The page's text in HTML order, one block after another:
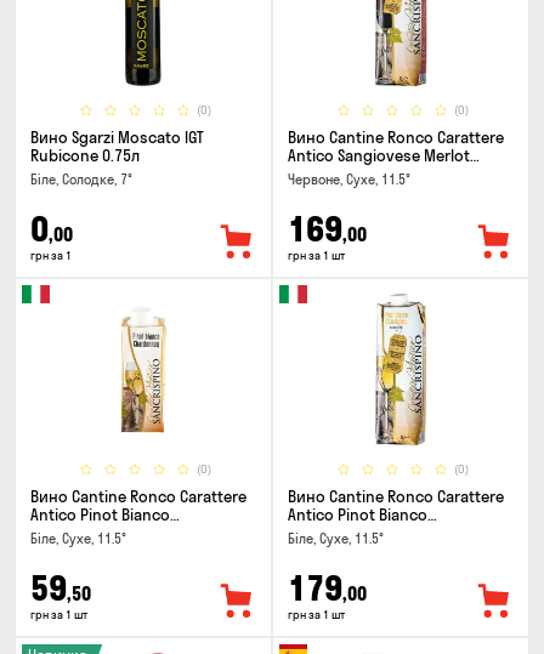
(0)
Вино Sgarzi Moscato IGT
Rubicone 0.75л
Біле, Солодке, 7°
0,00
грн за 1
(0)
Вино Cantine Ronco Carattere
Antico Sangiovese Merlot
Rubicone IGT 1л
Червоне, Сухе, 11.5°
169,00
грн за 1 шт
(0)
Вино Cantine Ronco Carattere
Antico Pinot Bianco
Chardonnay Rubicone IGT 0.25л
Біле, Сухе, 11.5°
59,50
грн за 1 шт
(0)
Вино Cantine Ronco Carattere
Antico Pinot Bianco
Chardonnay Rubicone IGT 1л
Біле, Сухе, 11.5°
179,00
грн за 1 шт